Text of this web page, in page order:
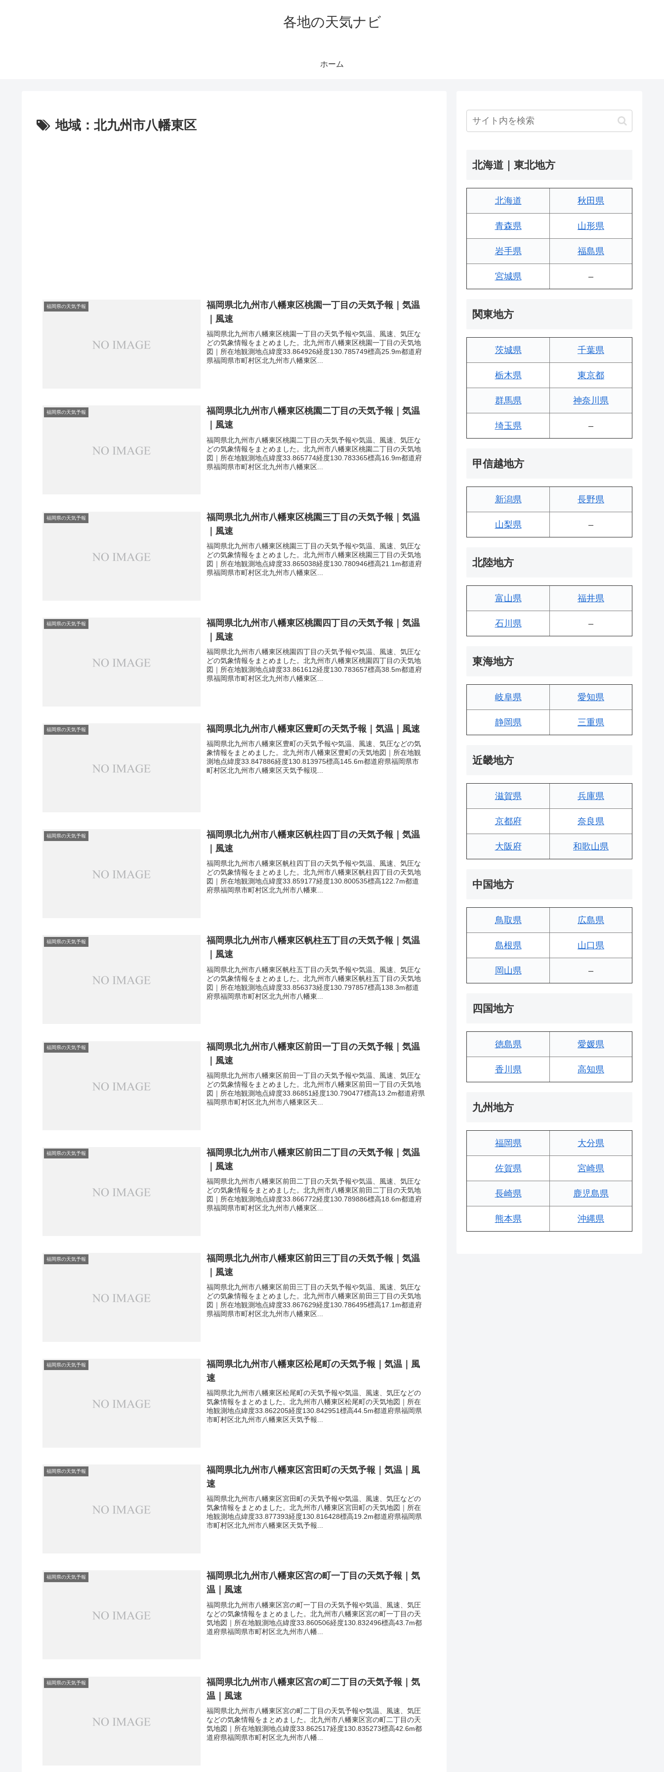
各地の天気ナビ
ホーム
地域：北九州市八幡東区
福岡県の天気予報
福岡県北九州市八幡東区桃園一丁目の天気予報｜気温
｜風速
福岡県北九州市八幡東区桃園一丁目の天気予報や気温、風速、気圧な
どの気象情報をまとめました。北九州市八幡東区桃園一丁目の天気地
図｜所在地観測地点緯度33.864926経度130.785749標高25.9m都道府
県福岡県市町村区北九州市八幡東区...
福岡県の天気予報
福岡県北九州市八幡東区桃園二丁目の天気予報｜気温
｜風速
福岡県北九州市八幡東区桃園二丁目の天気予報や気温、風速、気圧な
どの気象情報をまとめました。北九州市八幡東区桃園二丁目の天気地
図｜所在地観測地点緯度33.865774経度130.783365標高16.9m都道府
県福岡県市町村区北九州市八幡東区...
福岡県の天気予報
福岡県北九州市八幡東区桃園三丁目の天気予報｜気温
｜風速
福岡県北九州市八幡東区桃園三丁目の天気予報や気温、風速、気圧な
どの気象情報をまとめました。北九州市八幡東区桃園三丁目の天気地
図｜所在地観測地点緯度33.865038経度130.780946標高21.1m都道府
県福岡県市町村区北九州市八幡東区...
福岡県の天気予報
福岡県北九州市八幡東区桃園四丁目の天気予報｜気温
｜風速
福岡県北九州市八幡東区桃園四丁目の天気予報や気温、風速、気圧な
どの気象情報をまとめました。北九州市八幡東区桃園四丁目の天気地
図｜所在地観測地点緯度33.861612経度130.783657標高38.5m都道府
県福岡県市町村区北九州市八幡東区...
福岡県の天気予報 福岡県北九州市八幡東区豊町の天気予報｜気温｜風速
福岡県北九州市八幡東区豊町の天気予報や気温、風速、気圧などの気
象情報をまとめました。北九州市八幡東区豊町の天気地図｜所在地観
測地点緯度33.847886経度130.813975標高145.6m都道府県福岡県市
町村区北九州市八幡東区天気予報現...
福岡県の天気予報
福岡県北九州市八幡東区帆柱四丁目の天気予報｜気温
｜風速
福岡県北九州市八幡東区帆柱四丁目の天気予報や気温、風速、気圧な
どの気象情報をまとめました。北九州市八幡東区帆柱四丁目の天気地
図｜所在地観測地点緯度33.859177経度130.800535標高122.7m都道
府県福岡県市町村区北九州市八幡東...
福岡県の天気予報
福岡県北九州市八幡東区帆柱五丁目の天気予報｜気温
｜風速
福岡県北九州市八幡東区帆柱五丁目の天気予報や気温、風速、気圧な
どの気象情報をまとめました。北九州市八幡東区帆柱五丁目の天気地
図｜所在地観測地点緯度33.856373経度130.797857標高138.3m都道
府県福岡県市町村区北九州市八幡東...
福岡県の天気予報
福岡県北九州市八幡東区前田一丁目の天気予報｜気温
｜風速
福岡県北九州市八幡東区前田一丁目の天気予報や気温、風速、気圧な
どの気象情報をまとめました。北九州市八幡東区前田一丁目の天気地
図｜所在地観測地点緯度33.86851経度130.790477標高13.2m都道府県
福岡県市町村区北九州市八幡東区天...
福岡県の天気予報
福岡県北九州市八幡東区前田二丁目の天気予報｜気温
｜風速
福岡県北九州市八幡東区前田二丁目の天気予報や気温、風速、気圧な
どの気象情報をまとめました。北九州市八幡東区前田二丁目の天気地
図｜所在地観測地点緯度33.866772経度130.789886標高18.6m都道府
県福岡県市町村区北九州市八幡東区...
福岡県の天気予報
福岡県北九州市八幡東区前田三丁目の天気予報｜気温
｜風速
福岡県北九州市八幡東区前田三丁目の天気予報や気温、風速、気圧な
どの気象情報をまとめました。北九州市八幡東区前田三丁目の天気地
図｜所在地観測地点緯度33.867629経度130.786495標高17.1m都道府
県福岡県市町村区北九州市八幡東区...
福岡県の天気予報
福岡県北九州市八幡東区松尾町の天気予報｜気温｜風
速
福岡県北九州市八幡東区松尾町の天気予報や気温、風速、気圧などの
気象情報をまとめました。北九州市八幡東区松尾町の天気地図｜所在
地観測地点緯度33.862205経度130.842951標高44.5m都道府県福岡県
市町村区北九州市八幡東区天気予報...
福岡県の天気予報
福岡県北九州市八幡東区宮田町の天気予報｜気温｜風
速
福岡県北九州市八幡東区宮田町の天気予報や気温、風速、気圧などの
気象情報をまとめました。北九州市八幡東区宮田町の天気地図｜所在
地観測地点緯度33.877393経度130.816428標高19.2m都道府県福岡県
市町村区北九州市八幡東区天気予報...
福岡県の天気予報
福岡県北九州市八幡東区宮の町一丁目の天気予報｜気
温｜風速
福岡県北九州市八幡東区宮の町一丁目の天気予報や気温、風速、気圧
などの気象情報をまとめました。北九州市八幡東区宮の町一丁目の天
気地図｜所在地観測地点緯度33.860506経度130.832496標高43.7m都
道府県福岡県市町村区北九州市八幡...
福岡県の天気予報
福岡県北九州市八幡東区宮の町二丁目の天気予報｜気
温｜風速
福岡県北九州市八幡東区宮の町二丁目の天気予報や気温、風速、気圧
などの気象情報をまとめました。北九州市八幡東区宮の町二丁目の天
気地図｜所在地観測地点緯度33.862517経度130.835273標高42.6m都
道府県福岡県市町村区北九州市八幡...
北海道｜東北地方
北海道 秋田県
青森県 山形県
岩手県 福島県
宮城県 –
関東地方
茨城県 千葉県
栃木県 東京都
群馬県 神奈川県
埼玉県 –
甲信越地方
新潟県 長野県
山梨県 –
北陸地方
富山県 福井県
石川県 –
東海地方
岐阜県 愛知県
静岡県 三重県
近畿地方
滋賀県 兵庫県
京都府 奈良県
大阪府 和歌山県
中国地方
鳥取県 広島県
島根県 山口県
岡山県 –
四国地方
徳島県 愛媛県
香川県 高知県
九州地方
福岡県 大分県
佐賀県 宮崎県
長崎県 鹿児島県
熊本県 沖縄県